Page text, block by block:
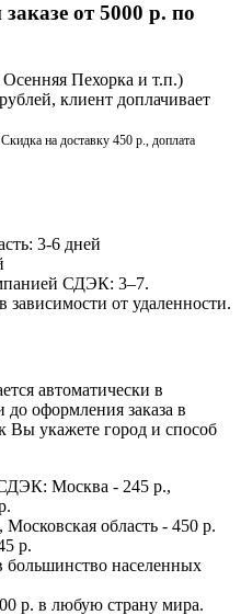
от 5000 р. по
Пехорка и т.п.)
клиент доплачивает
на доставку 450 р., доплата
3-6 дней
СДЭК: 3–7.
от удаленности.
автоматически в
до оформления заказа в
Вы укажете город и способ
Москва - 245 р.,
область - 450 р.
р.
населенных
р. в любую страну мира.